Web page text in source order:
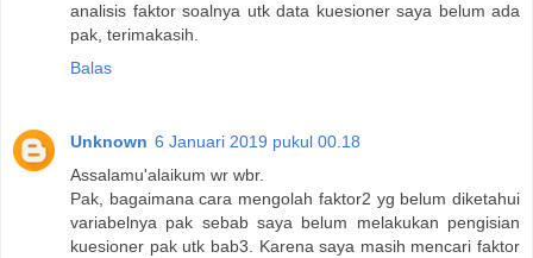
analisis faktor soalnya utk data kuesioner saya belum ada
pak, terimakasih.
Balas
Unknown 6 Januari 2019 pukul 00.18
Assalamu'alaikum wr wbr.
Pak, bagaimana cara mengolah faktor2 yg belum diketahui
variabelnya pak sebab saya belum melakukan pengisian
kuesioner pak utk bab3. Karena saya masih mencari faktor